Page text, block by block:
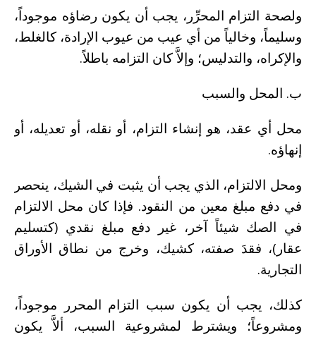
ولصحة التزام المحرِّر، يجب أن يكون رضاؤه موجوداً،
وسليماً، وخالياً من أي عيب من عيوب الإرادة، كالغلط،
والإكراه، والتدليس؛ وإلاَّ كان التزامه باطلاً.
ب. المحل والسبب
محل أي عقد، هو إنشاء التزام، أو نقله، أو تعديله، أو
إنهاؤه.
ومحل الالتزام، الذي يجب أن يثبت في الشيك، ينحصر
في دفع مبلغ معين من النقود. فإذا كان محل الالتزام
في الصك شيئاً آخر، غير دفع مبلغ نقدي (كتسليم
عقار)، فقدَ صفته، كشيك، وخرج من نطاق الأوراق
التجارية.
كذلك، يجب أن يكون سبب التزام المحرر موجوداً،
ومشروعاً؛ ويشترط لمشروعية السبب، ألاَّ يكون